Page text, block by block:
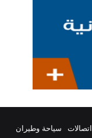
اتصالات سياحة وطيران